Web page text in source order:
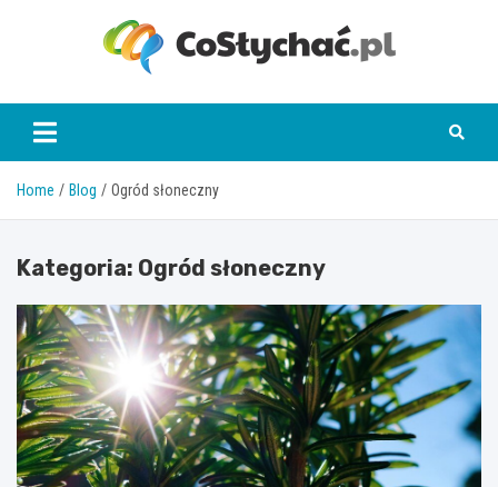
coslychac.pl
Home Blog Ogród słoneczny
Kategoria: Ogród słoneczny